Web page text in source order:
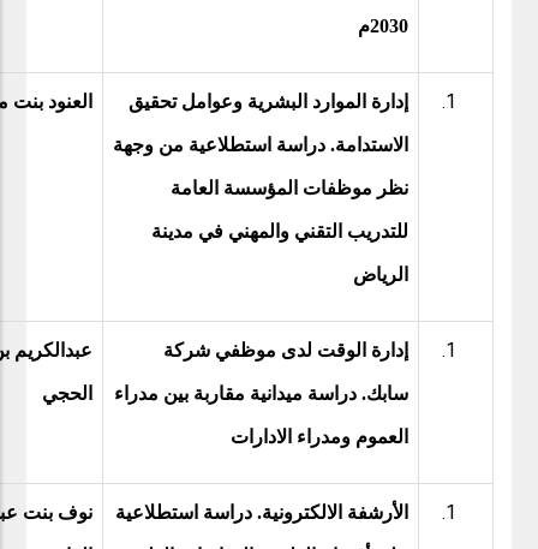
2030م
إدارة الموارد البشرية وعوامل تحقيق
الاستدامة. دراسة استطلاعية من وجهة
نظر موظفات المؤسسة العامة
للتدريب التقني والمهني في مدينة
الرياض
العنود
إدارة الوقت لدى موظفي شركة
سابك. دراسة ميدانية مقاربة بين مدراء
العموم ومدراء الادارات
عبدالكريم
الحجي
الأرشفة الالكترونية. دراسة استطلاعية نوف بنت